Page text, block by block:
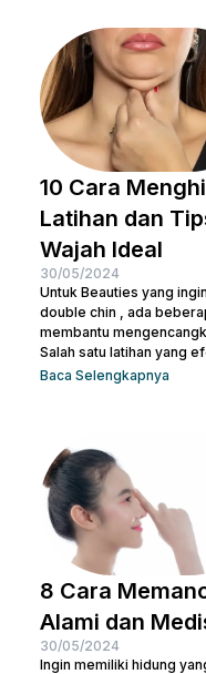
mempersiapkan kulit
selanjutnya. Micellar
efektif dan praktis,
kotoran saat...
10 Cara
Latihan dan
Wajah Ideal
30/05/2024
Untuk Beauties yang
double chin , ada
membantu
Salah satu latihan yang
gerakan menutup dan
simak penjelasan
Chin Penyebab...
Baca Selengkapnya
8 Cara
Alami dan
30/05/2024
Ingin memiliki hidung